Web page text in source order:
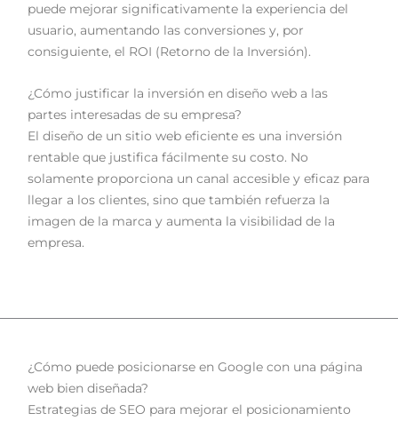
puede mejorar significativamente la experiencia del
usuario, aumentando las conversiones y, por
consiguiente, el ROI (Retorno de la Inversión).
¿Cómo justificar la inversión en diseño web a las
partes interesadas de su empresa?
El diseño de un sitio web eficiente es una inversión
rentable que justifica fácilmente su costo. No
solamente proporciona un canal accesible y eficaz para
llegar a los clientes, sino que también refuerza la
imagen de la marca y aumenta la visibilidad de la
empresa.
¿Cómo puede posicionarse en Google con una página
web bien diseñada?
Estrategias de SEO para mejorar el posicionamiento